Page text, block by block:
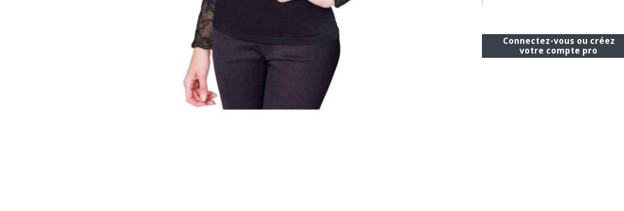
Connectez-vous ou créez
votre compte pro